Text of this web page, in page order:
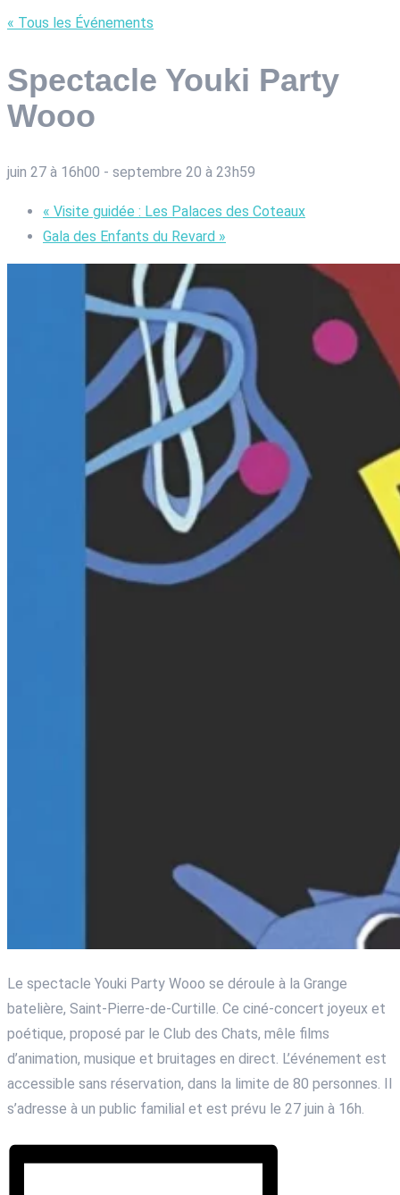
« Tous les Événements
Spectacle Youki Party
Wooo
juin 27 à 16h00 - septembre 20 à 23h59
« Visite guidée : Les Palaces des Coteaux
Gala des Enfants du Revard »
Le spectacle Youki Party Wooo se déroule à la Grange
batelière, Saint-Pierre-de-Curtille. Ce ciné-concert joyeux et
poétique, proposé par le Club des Chats, mêle films
d’animation, musique et bruitages en direct. L’événement est
accessible sans réservation, dans la limite de 80 personnes. Il
s’adresse à un public familial et est prévu le 27 juin à 16h.